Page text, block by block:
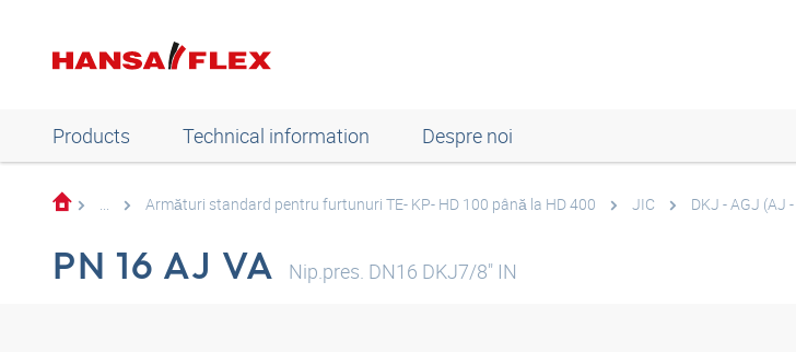
Products Technical information Despre noi
... Armături standard pentru furtunuri TE- KP- HD 100 până la HD 400 JIC DKJ - AGJ (AJ
PN 16 AJ VA Nip.pres. DN16 DKJ7/8" IN